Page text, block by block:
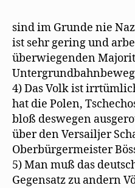
sind im Grunde nie
ist sehr gering und
überwiegenden
4) Das Volk ist
hat die Polen,
bloß deswegen
über den Versailjer
Oberbürgermeister
5) Man muß das
Gegensatz zu andern